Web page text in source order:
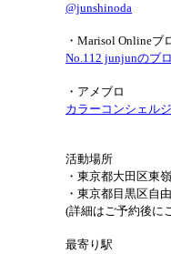
@junshinoda
・Marisol Onlineブ
No.112 junjunのブ
・アメブロ
カラーコンシェル
活動場所
・東京都大田区東
・東京都目黒区自
(詳細はご予約後に
最寄り駅